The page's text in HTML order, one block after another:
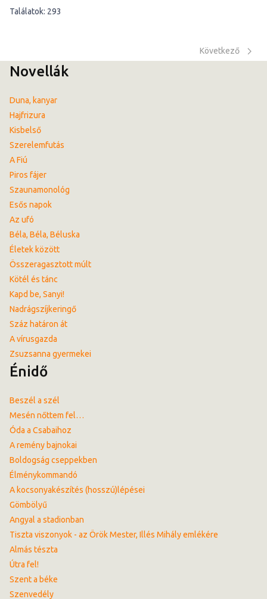
Találatok: 293
Következő cikk:
Következő
Novellák
Duna, kanyar
Hajfrizura
Kisbelső
Szerelemfutás
A Fiú
Piros fájer
Szaunamonológ
Esős napok
Az ufó
Béla, Béla, Béluska
Életek között
Összeragasztott múlt
Kötél és tánc
Kapd be, Sanyi!
Nadrágszíjkeringő
Száz határon át
A vírusgazda
Zsuzsanna gyermekei
Énidő
Beszél a szél
Mesén nőttem fel…
Óda a Csabaihoz
A remény bajnokai
Boldogság cseppekben
Élménykommandó
A kocsonyakészítés (hosszú)lépései
Gömbölyű
Angyal a stadionban
Tiszta viszonyok - az Örök Mester, Illés Mihály emlékére
Almás tészta
Útra fel!
Szent a béke
Szenvedély